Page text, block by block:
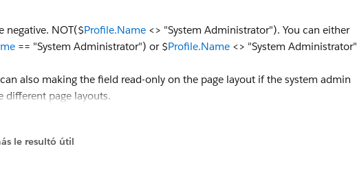
negative. NOT($Profile.Name <> "System Administrator"). You can either
== "System Administrator") or $Profile.Name <> "System Administrator"
also making the field read-only on the page layout if the system admin
different page layouts.
le resultó útil